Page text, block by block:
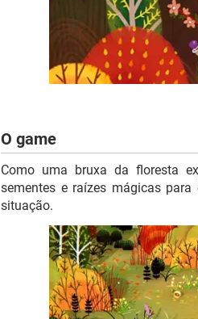
O game
Como uma bruxa da floresta
sementes e raízes mágicas
situação.